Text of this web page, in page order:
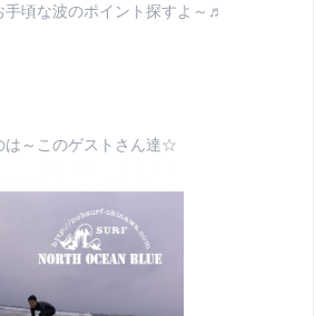
頃な波のポイント探すよ～♬
は～このゲストさん達☆